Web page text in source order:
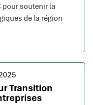
pour soutenir la
de la région
Transition